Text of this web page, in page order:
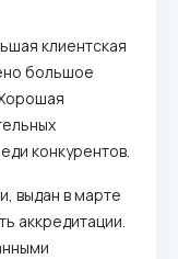
клиентская
большое
конкурентов.
выдан в марте
аккредитации.